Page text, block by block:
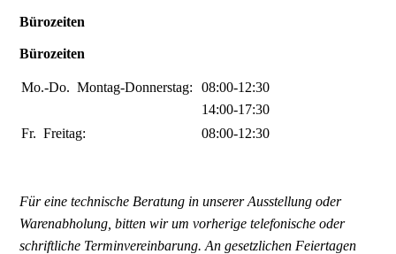
Bürozeiten
Bürozeiten
Mo.-Do.Montag-Donnerstag:
08:00-12:30
14:00-17:30
Fr.Freitag: 08:00-12:30
Für eine technische Beratung in unserer Ausstellung oder
Warenabholung, bitten wir um vorherige telefonische oder
schriftliche Terminvereinbarung. An gesetzlichen Feiertagen